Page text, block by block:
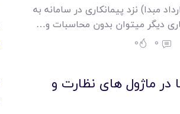
مبدا) نزد پیمانکاری در سامانه به
دیگر میتوان بدون محاسبات و…
0
0
ماژول های نظارت و